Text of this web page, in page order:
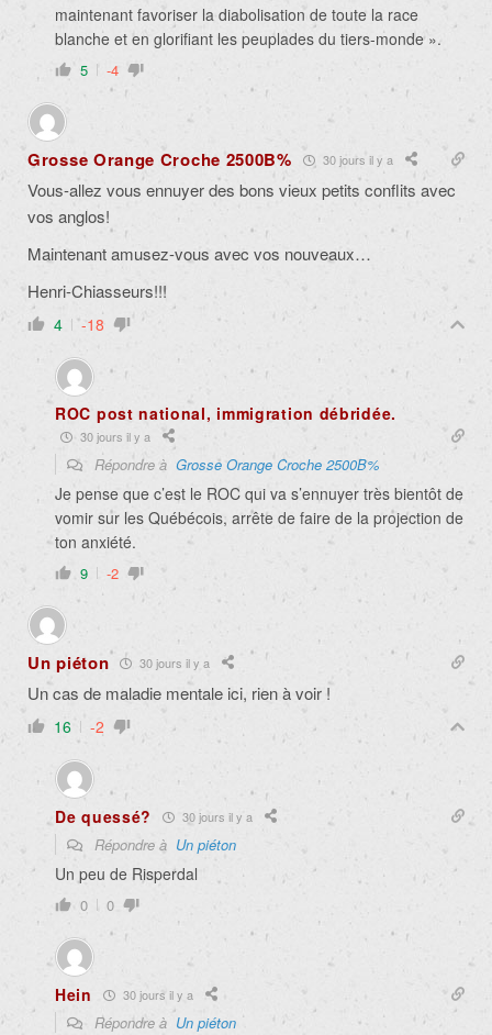
maintenant favoriser la diabolisation de toute la race
blanche et en glorifiant les peuplades du tiers-monde ».
5 -4
Grosse Orange Croche 2500B% 30 jours il y a
Vous-allez vous ennuyer des bons vieux petits conflits avec
vos anglos!
Maintenant amusez-vous avec vos nouveaux…
Henri-Chiasseurs!!!
4 -18
ROC post national, immigration débridée.
30 jours il y a
Répondre à Grosse Orange Croche 2500B%
Je pense que c’est le ROC qui va s’ennuyer très bientôt de
vomir sur les Québécois, arrête de faire de la projection de
ton anxiété.
9 -2
Un piéton 30 jours il y a
Un cas de maladie mentale ici, rien à voir !
16 -2
De quessé? 30 jours il y a
Répondre à Un piéton
Un peu de Risperdal
0 0
Hein 30 jours il y a
Répondre à Un piéton